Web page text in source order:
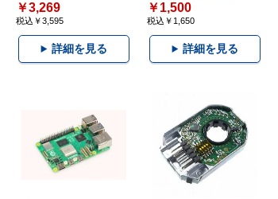
￥3,269
税込￥3,595
詳細を見る
￥1,500
税込￥1,650
詳細を見る